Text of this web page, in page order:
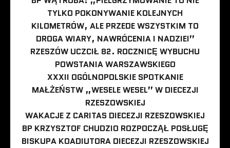
TYLKO POKONYWANIE KOLEJNYCH
KILOMETRÓW, ALE PRZEDE WSZYSTKIM TO
DROGA WIARY, NAWRÓCENIA I NADZIEI”
RZESZÓW UCZCIŁ 82. ROCZNICĘ WYBUCHU
POWSTANIA WARSZAWSKIEGO
XXXII OGÓLNOPOLSKIE SPOTKANIE
MAŁŻEŃSTW „WESELE WESEL” W DIECEZJI
RZESZOWSKIEJ
WAKACJE Z CARITAS DIECEZJI RZESZOWSKIEJ
BP KRZYSZTOF CHUDZIO ROZPOCZĄŁ POSŁUGĘ
BISKUPA KOADIUTORA DIECEZJI RZESZOWSKIEJ